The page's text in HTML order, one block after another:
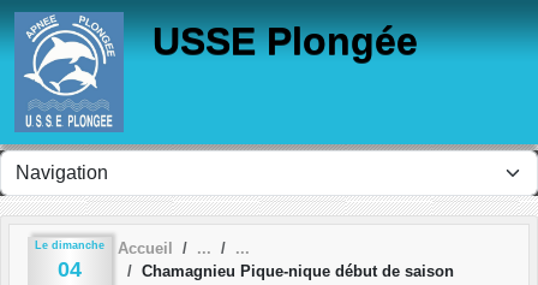
USSE Plongée
Le dimanche
04
Accueil
Chamagnieu Pique-nique début de saison
Panneau de gestion des cookies